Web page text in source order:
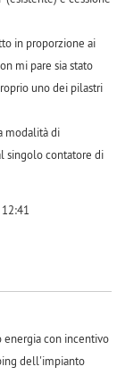
in proporzione ai
mi pare sia stato
uno dei pilastri
modalità di
singolo contatore di
con incentivo
dell'impianto